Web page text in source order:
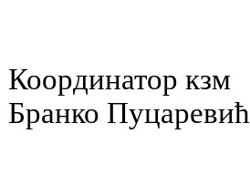
Координатор кзм
Бранко Пуцаревић